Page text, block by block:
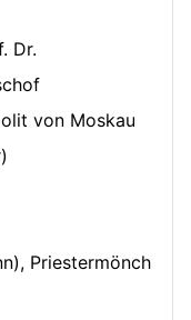
Dr.
von Moskau
Priestermönch